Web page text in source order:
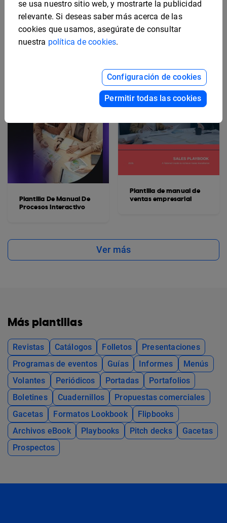
Plantilla De Manual De
Retención Profesional
Plantilla De Manual De
Procesos Interactivo
marco de onboarding
Plantilla de manual de
ventas empresarial
Ver más
Más plantillas
Revistas Catálogos Folletos
Presentaciones
Programas de eventos
Guías Informes
Menús
Volantes
Periódicos Portadas
Portafolios
Boletines
Cuadernillos
Propuestas comerciales
Gacetas
Formatos Lookbook
Flipbooks
Archivos eBook
Playbooks Pitch decks
Gacetas
Prospectos
se usa nuestro sitio web, y mostrarte la publicidad
relevante. Si deseas saber más acerca de las
cookies que usamos, asegúrate de consultar
nuestra política de cookies.
Configuración de cookies
Permitir todas las cookies